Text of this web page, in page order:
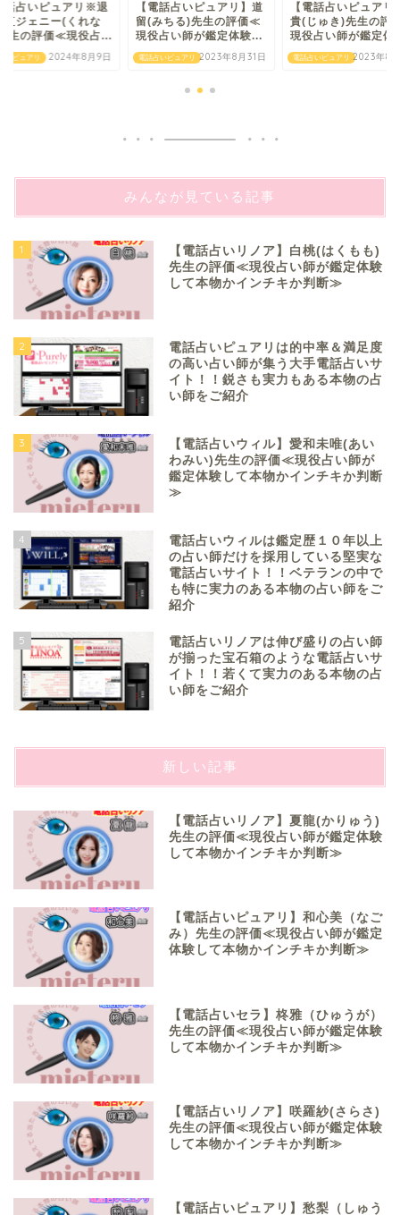
いピュアリ
話占いピュアリ※退
紅ジェニー(くれな
生の評価≪現役占...
2024年8月9日 電話占いピュアリ
【電話占いピュアリ】道
留(みちる)先生の評価≪
現役占い師が鑑定体験...
2023年8月31日 電話占いピュアリ
【電話占いピュアリ
貴(じゅき)先生の評
現役占い師が鑑定体
2023年8
みんなが見ている記事
1
【電話占いリノア】白桃(はくもも)
先生の評価≪現役占い師が鑑定体験
して本物かインチキか判断≫
2
電話占いピュアリは的中率＆満足度
の高い占い師が集う大手電話占いサ
イト！！鋭さも実力もある本物の占
い師をご紹介
3
【電話占いウィル】愛和未唯(あい
わみい)先生の評価≪現役占い師が
鑑定体験して本物かインチキか判断
≫
4
電話占いウィルは鑑定歴１０年以上
の占い師だけを採用している堅実な
電話占いサイト！！ベテランの中で
も特に実力のある本物の占い師をご
紹介
5
電話占いリノアは伸び盛りの占い師
が揃った宝石箱のような電話占いサ
イト！！若くて実力のある本物の占
い師をご紹介
新しい記事
【電話占いリノア】夏龍(かりゅう)
先生の評価≪現役占い師が鑑定体験
して本物かインチキか判断≫
【電話占いピュアリ】和心美（なご
み）先生の評価≪現役占い師が鑑定
体験して本物かインチキか判断≫
【電話占いセラ】柊雅（ひゅうが）
先生の評価≪現役占い師が鑑定体験
して本物かインチキか判断≫
【電話占いリノア】咲羅紗(さらさ)
先生の評価≪現役占い師が鑑定体験
して本物かインチキか判断≫
【電話占いピュアリ】愁梨（しゅう